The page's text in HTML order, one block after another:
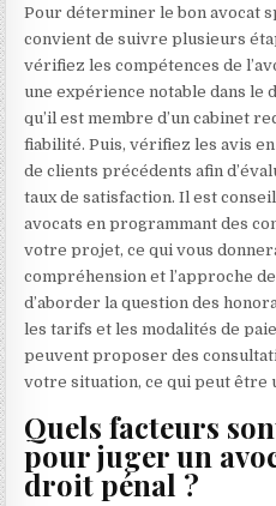
Pour déterminer le bon avocat
convient de suivre plusieurs
vérifiez les compétences de
une expérience notable dans le
qu’il est membre d’un cabinet
fiabilité. Puis, vérifiez les avis
de clients précédents afin
taux de satisfaction. Il est
avocats en programmant des
votre projet, ce qui vous
compréhension et l’approche
d’aborder la question des
les tarifs et les modalités de
peuvent proposer des
votre situation, ce qui peut être
Quels facteurs
pour juger un
droit pénal ?